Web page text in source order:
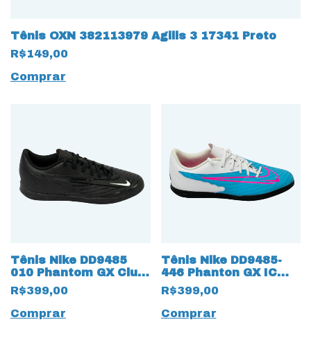
Tênis OXN 382113979 Agilis 3 17341 Preto
R$149,00
Comprar
Tênis Nike DD9485
010 Phantom GX Club
IC Futsal 15983 Preto
R$399,00
Comprar
Tênis Nike DD9485-
446 Phanton GX IC
Futsal 18182 Azul
claro
R$399,00
Comprar